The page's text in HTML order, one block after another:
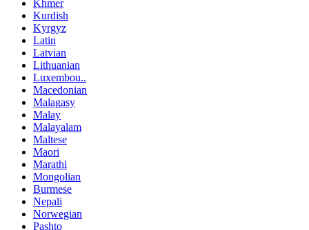
Khmer
Kurdish
Kyrgyz
Latin
Latvian
Lithuanian
Luxembou..
Macedonian
Malagasy
Malay
Malayalam
Maltese
Maori
Marathi
Mongolian
Burmese
Nepali
Norwegian
Pashto